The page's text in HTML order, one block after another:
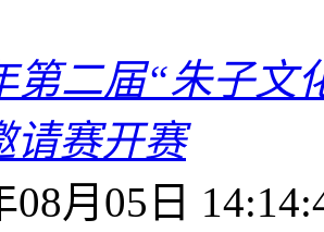
第二届“朱子文
请赛开赛
08月05日